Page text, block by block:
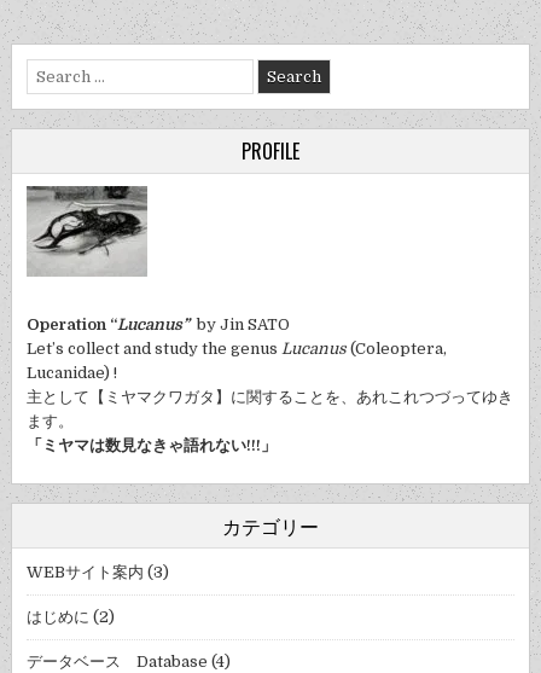
Search
for:
PROFILE
Operation “Lucanus” by Jin SATO
Let’s collect and study the genus Lucanus (Coleoptera,
Lucanidae) !
主として【ミヤマクワガタ】に関することを、あれこれつづってゆき
ます。
「ミヤマは数見なきゃ語れない!!!」
カテゴリー
WEBサイト案内 (3)
はじめに (2)
データベース Database (4)